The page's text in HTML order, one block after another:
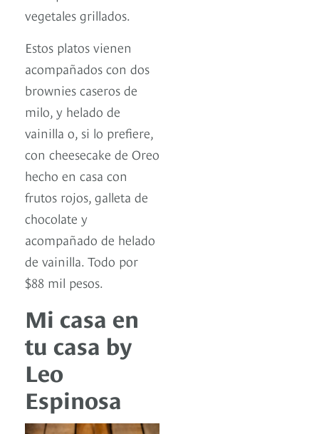
vegetales grillados.
Estos platos vienen
acompañados con dos
brownies caseros de
milo, y helado de
vainilla o, si lo prefiere,
con cheesecake de Oreo
hecho en casa con
frutos rojos, galleta de
chocolate y
acompañado de helado
de vainilla. Todo por
$88 mil pesos.
Mi casa en
tu casa by
Leo
Espinosa